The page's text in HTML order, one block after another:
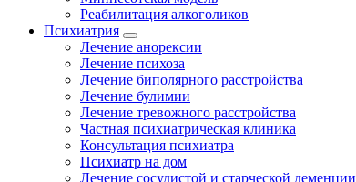
Реабилитация алкоголиков
Психиатрия
Лечение анорексии
Лечение психоза
Лечение биполярного расстройства
Лечение булимии
Лечение тревожного расстройства
Частная психиатрическая клиника
Консультация психиатра
Психиатр на дом
Лечение сосудистой и старческой деменции